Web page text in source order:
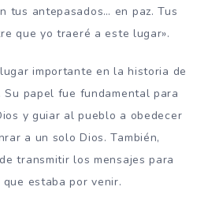
tus antepasados… en paz. Tus
que yo traeré a este lugar».
importante en la historia de
papel fue fundamental para
y guiar al pueblo a obedecer
a un solo Dios. También,
transmitir los mensajes para
estaba por venir.